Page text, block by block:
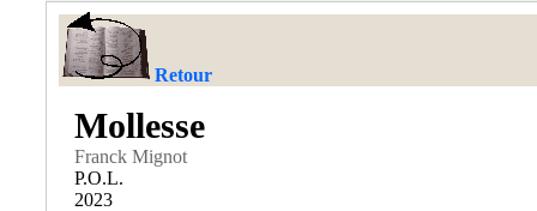
Retour
Mollesse
Franck Mignot
P.O.L.
2023